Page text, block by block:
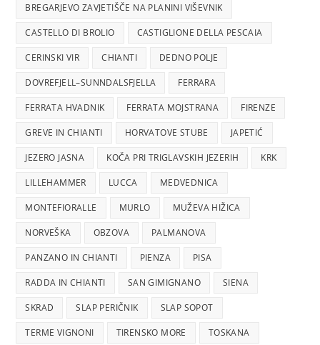
BREGARJEVO ZAVJETIŠČE NA PLANINI VIŠEVNIK
CASTELLO DI BROLIO CASTIGLIONE DELLA PESCAIA
CERINSKI VIR CHIANTI DEDNO POLJE
DOVREFJELL–SUNNDALSFJELLA FERRARA
FERRATA HVADNIK FERRATA MOJSTRANA FIRENZE
GREVE IN CHIANTI HORVATOVE STUBE JAPETIĆ
JEZERO JASNA KOČA PRI TRIGLAVSKIH JEZERIH KRK
LILLEHAMMER LUCCA MEDVEDNICA
MONTEFIORALLE MURLO MUŽEVA HIŽICA
NORVEŠKA OBZOVA PALMANOVA
PANZANO IN CHIANTI PIENZA PISA
RADDA IN CHIANTI SAN GIMIGNANO SIENA
SKRAD SLAP PERIČNIK SLAP SOPOT
TERME VIGNONI TIRENSKO MORE TOSKANA